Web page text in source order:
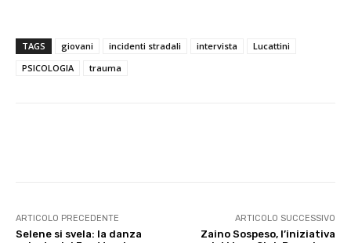
TAGS giovani incidenti stradali intervista
Lucattini
PSICOLOGIA
trauma
ARTICOLO PRECEDENTE
Selene si svela: la danza
ARTICOLO SUCCESSIVO
Zaino Sospeso, l’iniziativa